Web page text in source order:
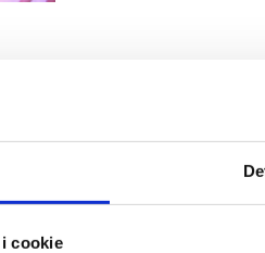
cookie